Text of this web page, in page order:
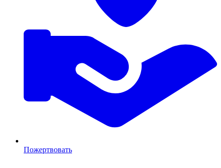
Пожертвовать